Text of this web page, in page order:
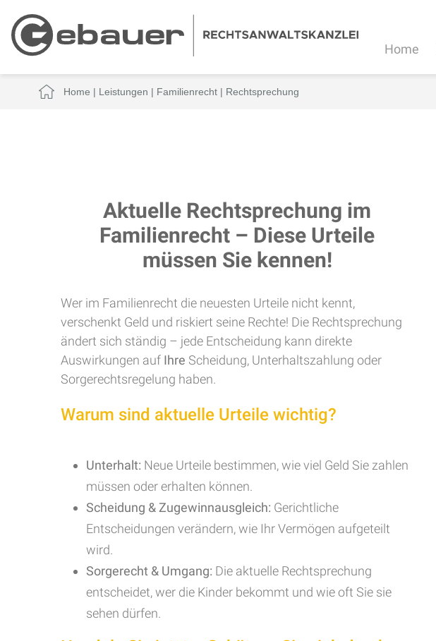
Home
Home | Leistungen | Familienrecht| Rechtsprechung
Aktuelle Rechtsprechung im
Familienrecht – Diese Urteile
müssen Sie kennen!
Wer im Familienrecht die neuesten Urteile nicht kennt,
verschenkt Geld und riskiert seine Rechte! Die Rechtsprechung
ändert sich ständig – jede Entscheidung kann direkte
Auswirkungen auf Ihre Scheidung, Unterhaltszahlung oder
Sorgerechtsregelung haben.
Warum sind aktuelle Urteile wichtig?
Unterhalt: Neue Urteile bestimmen, wie viel Geld Sie zahlen
müssen oder erhalten können.
Scheidung & Zugewinnausgleich: Gerichtliche
Entscheidungen verändern, wie Ihr Vermögen aufgeteilt
wird.
Sorgerecht & Umgang: Die aktuelle Rechtsprechung
entscheidet, wer die Kinder bekommt und wie oft Sie sie
sehen dürfen.